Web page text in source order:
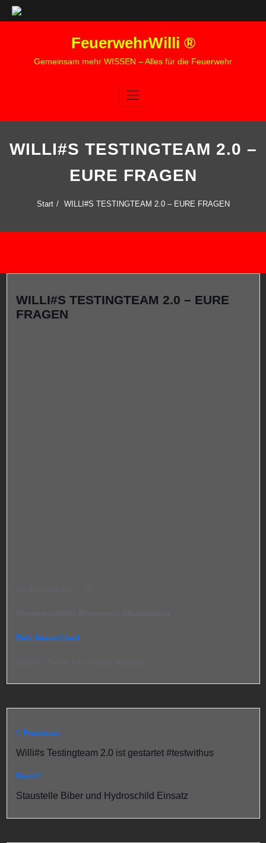
FeuerwehrWilli ®
Gemeinsam mehr WISSEN – Alles für die Feuerwehr
WILLI#S TESTINGTEAM 2.0 –
EURE FRAGEN
Start WILLI#S TESTINGTEAM 2.0 – EURE FRAGEN
WILLI#S TESTINGTEAM 2.0 – EURE
FRAGEN
Refx Nexus Crack
Beitragsnavigation
Previous:
Willi#s Testingteam 2.0 ist gestartet #testwithus
Next:
Staustelle Biber und Hydroschild Einsatz